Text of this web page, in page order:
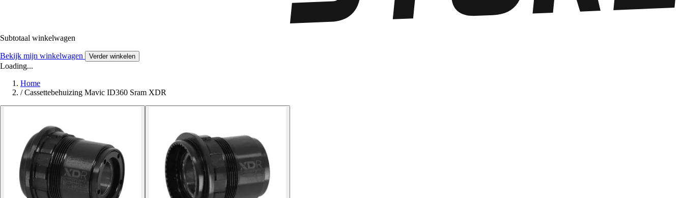
Subtotaal winkelwagen
Bekijk mijn winkelwagen Verder winkelen
Loading...
Home
/ Cassettebehuizing Mavic ID360 Sram XDR